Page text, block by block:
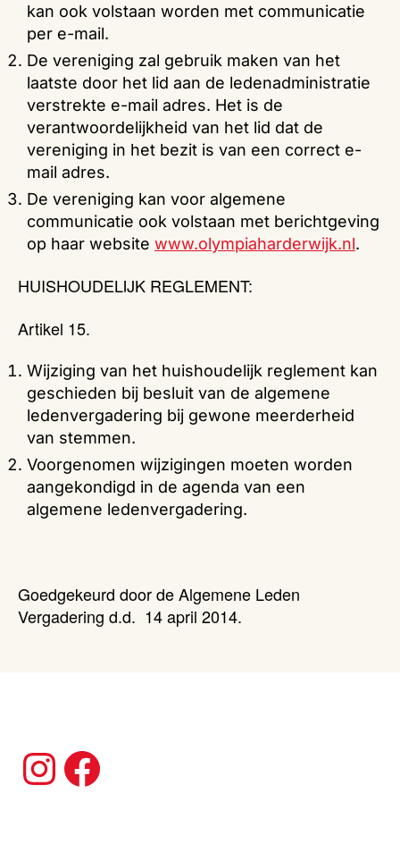
kan ook volstaan worden met communicatie
per e-mail.
De vereniging zal gebruik maken van het
laatste door het lid aan de ledenadministratie
verstrekte e-mail adres. Het is de
verantwoordelijkheid van het lid dat de
vereniging in het bezit is van een correct e-
mail adres.
De vereniging kan voor algemene
communicatie ook volstaan met berichtgeving
op haar website www.olympiaharderwijk.nl.
HUISHOUDELIJK REGLEMENT:
Artikel 15.
Wijziging van het huishoudelijk reglement kan
geschieden bij besluit van de algemene
ledenvergadering bij gewone meerderheid
van stemmen.
Voorgenomen wijzigingen moeten worden
aangekondigd in de agenda van een
algemene ledenvergadering.
Goedgekeurd door de Algemene Leden
Vergadering d.d. 14 april 2014.
Instagram
Facebook